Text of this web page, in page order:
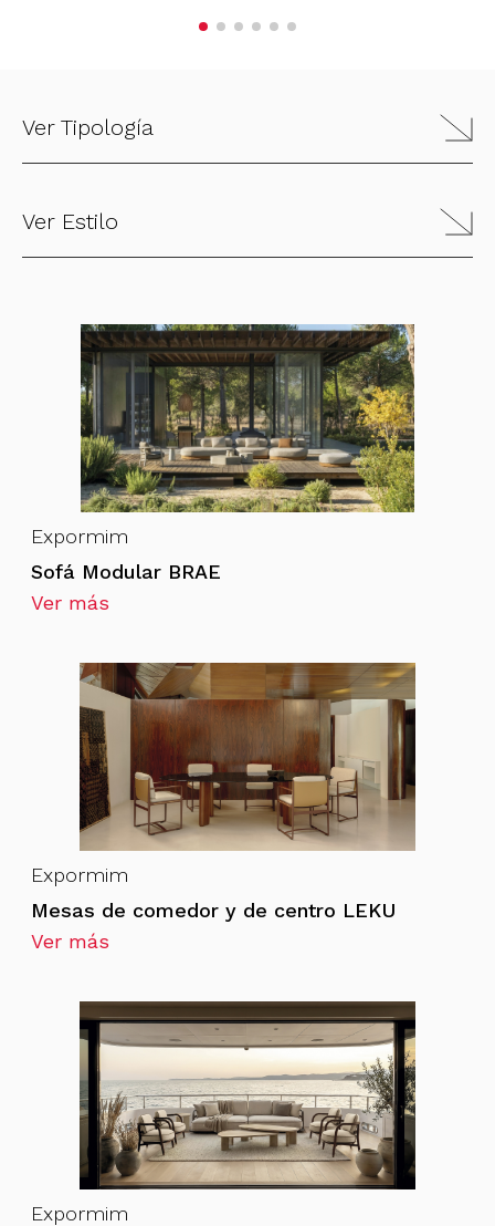
Ver Tipología
Ver Estilo
Expormim
Sofá Modular BRAE
Ver más
Expormim
Mesas de comedor y de centro LEKU
Ver más
Expormim